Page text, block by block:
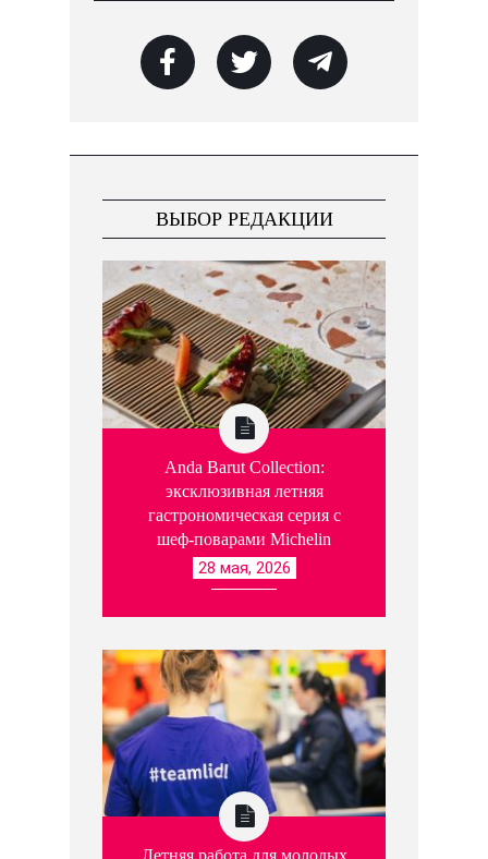
ВЫБОР РЕДАКЦИИ
Anda Barut Collection:
эксклюзивная летняя
гастрономическая серия с
шеф-поварами Michelin
28 мая, 2026